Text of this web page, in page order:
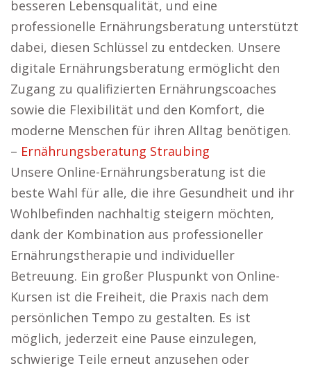
besseren Lebensqualität, und eine
professionelle Ernährungsberatung unterstützt
dabei, diesen Schlüssel zu entdecken. Unsere
digitale Ernährungsberatung ermöglicht den
Zugang zu qualifizierten Ernährungscoaches
sowie die Flexibilität und den Komfort, die
moderne Menschen für ihren Alltag benötigen.
– Ernährungsberatung Straubing
Unsere Online-Ernährungsberatung ist die
beste Wahl für alle, die ihre Gesundheit und ihr
Wohlbefinden nachhaltig steigern möchten,
dank der Kombination aus professioneller
Ernährungstherapie und individueller
Betreuung. Ein großer Pluspunkt von Online-
Kursen ist die Freiheit, die Praxis nach dem
persönlichen Tempo zu gestalten. Es ist
möglich, jederzeit eine Pause einzulegen,
schwierige Teile erneut anzusehen oder